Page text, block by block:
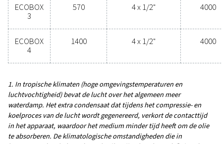
Algemene
MAX. CAPACITEIT – MILD KLIMAAT (M3/U)